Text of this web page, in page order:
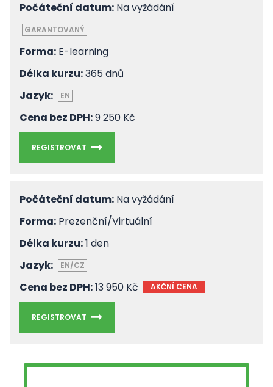
Počáteční datum: Na vyžádání
GARANTOVANÝ
Forma: E-learning
Délka kurzu:365 dnů
Jazyk:
EN
Cena bez DPH:9 250 Kč
REGISTROVAT
Počáteční datum: Na vyžádání
Forma: Prezenční/Virtuální
Délka kurzu:1 den
Jazyk:
EN/CZ
Cena bez DPH:13 950 Kč AKČNÍ CENA
REGISTROVAT